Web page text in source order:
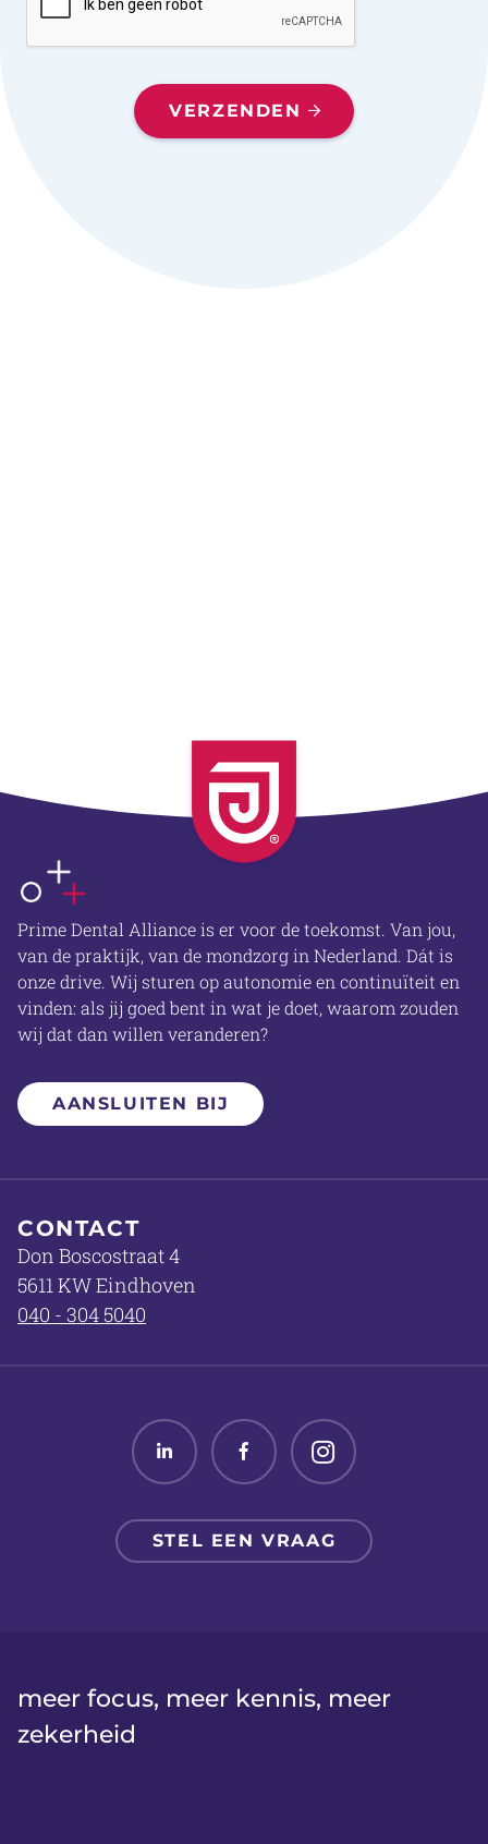
VERZENDEN
OVER ONS
Prime Dental Alliance is er voor de toekomst. Van jou,
van de praktijk, van de mondzorg in Nederland. Dát is
onze drive. Wij sturen op autonomie en continuïteit en
vinden: als jij goed bent in wat je doet, waarom zouden
wij dat dan willen veranderen?
AANSLUITEN BIJ
CONTACT
Don Boscostraat 4
5611 KW Eindhoven
040 - 304 5040
Linked inFacebookTwitter
STEL EEN VRAAG
meer focus, meer kennis, meer
zekerheid